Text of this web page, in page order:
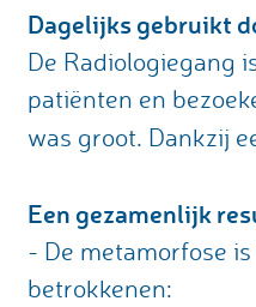
Dagelijks gebruikt
De Radiologiegang
patiënten en
was groot. Dankzij
Een gezamenlijk
- De metamorfose
betrokkenen: